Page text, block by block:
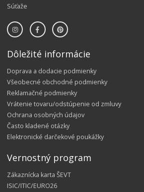
Súťaže
Dôležité informácie
Doprava a dodacie podmienky
Všeobecné obchodné podmienky
Reklamačné podmienky
Vrátenie tovaru/odstúpenie od zmluvy
Ochrana osobných údajov
Často kladené otázky
Elektronické darčekové poukážky
Vernostný program
Zákaznícka karta ŠEVT
ISIC/ITIC/EURO26